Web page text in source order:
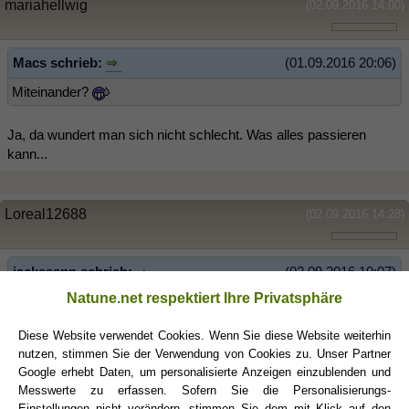
(02.09.2016 14:00)
mariahellwig
(01.09.2016 20:06)
Macs schrieb:
Miteinander?
Ja, da wundert man sich nicht schlecht. Was alles passieren
kann...
(02.09.2016 14:28)
Loreal12688
(02.09.2016 10:07)
jacksssnn schrieb:
Irgendwie hab ich das Gefühl, dass es bei uns zwei genau
Ich der Zwilling klammer komischerweise zu viel und mein
Partner der Skorpion wenig bis garnicht.
Kann ich absolut unterschreiben!
Natune.net respektiert Ihre Privatsphäre
Diese Website verwendet Cookies. Wenn Sie diese Website weiterhin
nutzen, stimmen Sie der Verwendung von Cookies zu. Unser Partner
Google erhebt Daten, um personalisierte Anzeigen einzublenden und
Messwerte zu erfassen. Sofern Sie die Personalisierungs-